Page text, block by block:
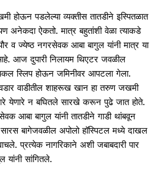
होऊन पडलेल्या व्यक्तीस तातडीने इस्पितळात
अनेकदा ऐकतो. मात्र बहुतांशी वेळा त्याकडे
व ज्येष्ठ नगरसेवक आबा बागुल यांनी मात्र या
आज दुपारी निलायम थिएटर जवळील
स्लिप होऊन जमिनीवर आपटला गेला.
वडार वाडीतील शाहरूख खान हा तरुण जखमी
येणारे न बघितले सारखे करून पुढे जात होते.
आबा बागुल यांनी तातडीने गाडी थांबवून
बागेजवळील अपोलो हॉस्पिटल मध्ये दाखल
प्रत्येक नागरिकाने अशी जबाबदारी पार
यांनी सांगितले.